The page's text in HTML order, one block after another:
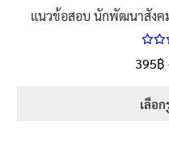
แนวข้อสอบ นักพัฒนาสังค
5.00
395฿
เลือ